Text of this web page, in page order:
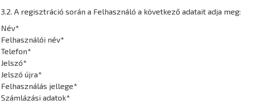
3.2. A regisztráció során a Felhasználó a következő adatait adja meg:
Név*
Felhasználói név*
Telefon*
Jelszó*
Jelszó újra*
Felhasználás jellege*
Számlázási adatok*